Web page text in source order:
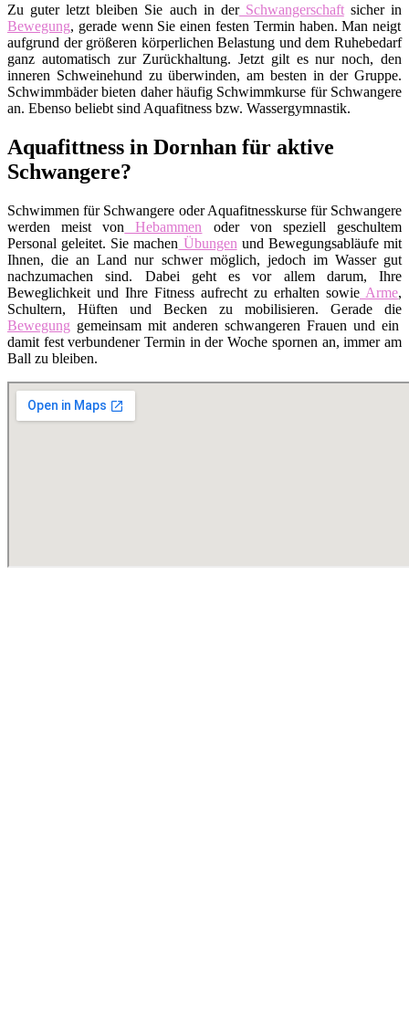
Zu guter letzt bleiben Sie auch in derSchwangerschaftsicher in
Bewegung, gerade wenn Sie einen festen Termin haben. Man neigt
aufgrund der größeren körperlichen Belastung und dem Ruhebedarf
ganz automatisch zur Zurückhaltung. Jetzt gilt es nur noch, den
inneren Schweinehund zu überwinden, am besten in der Gruppe.
Schwimmbäder bieten daher häufig Schwimmkurse für Schwangere
an. Ebenso beliebt sind Aquafitness bzw. Wassergymnastik.
Aquafittness in Dornhan für aktive
Schwangere?
Schwimmen für Schwangere oder Aquafitnesskurse für Schwangere
werden meist von Hebammen oder von speziell geschultem
Personal geleitet. Sie machen Übungen und Bewegungsabläufe mit
Ihnen, die an Land nur schwer möglich, jedoch im Wasser gut
nachzumachen sind. Dabei geht es vor allem darum, Ihre
Beweglichkeit und Ihre Fitness aufrecht zu erhalten sowie Arme,
Schultern, Hüften und Becken zu mobilisieren. Gerade die
Bewegung gemeinsam mit anderen schwangeren Frauen und ein
damit fest verbundener Termin in der Woche spornen an, immer am
Ball zu bleiben.